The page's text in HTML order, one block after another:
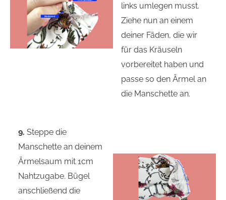
links umlegen musst.
Ziehe nun an einem
deiner Fäden, die wir
für das Kräuseln
vorbereitet haben und
passe so den Ärmel an
die Manschette an.
9.Steppe die
Manschette an deinem
Ärmelsaum mit 1cm
Nahtzugabe. Bügel
anschließend die